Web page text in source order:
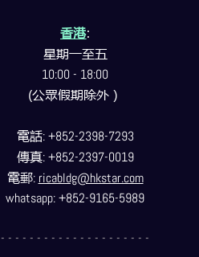
香港:
星期一至五
10:00 - 18:00
(公眾假期除外）
電話: +852-2398-7293
傳真: +852-2397-0019
電郵: ricabldg@hkstar.com
whatsapp: +852-9165-5989
- - - - - - - - - - - - - - - - - - - - -